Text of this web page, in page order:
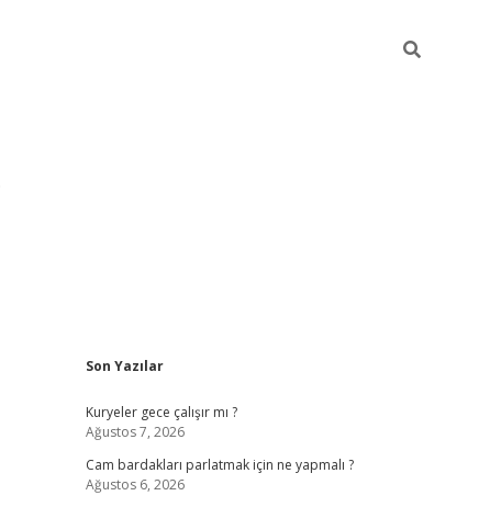
Sidebar
Son Yazılar
Kuryeler gece çalışır mı ?
Ağustos 7, 2026
Cam bardakları parlatmak için ne yapmalı ?
Ağustos 6, 2026